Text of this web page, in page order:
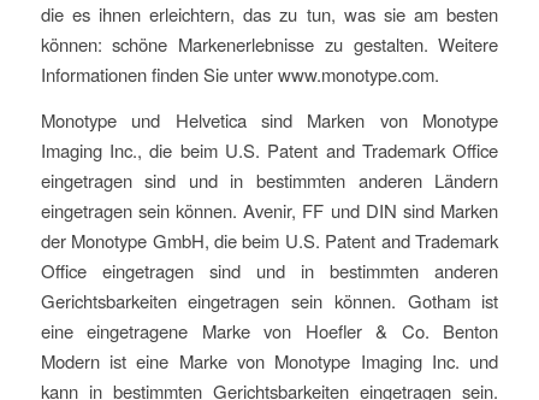
die es ihnen erleichtern, das zu tun, was sie am besten
können: schöne Markenerlebnisse zu gestalten. Weitere
Informationen finden Sie unter www.monotype.com.
Monotype und Helvetica sind Marken von Monotype
Imaging Inc., die beim U.S. Patent and Trademark Office
eingetragen sind und in bestimmten anderen Ländern
eingetragen sein können. Avenir, FF und DIN sind Marken
der Monotype GmbH, die beim U.S. Patent and Trademark
Office eingetragen sind und in bestimmten anderen
Gerichtsbarkeiten eingetragen sein können. Gotham ist
eine eingetragene Marke von Hoefler & Co. Benton
Modern ist eine Marke von Monotype Imaging Inc. und
kann in bestimmten Gerichtsbarkeiten eingetragen sein.